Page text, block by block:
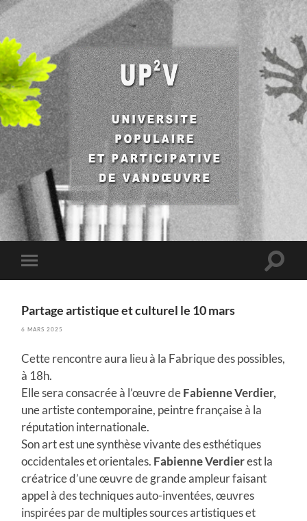
UP2V
Toggle
mobile
Toggle
Partage artistique et culturel le 10 mars
6 MARS 2025
Cette rencontre aura lieu à la Fabrique des possibles,
à 18h.
Elle sera consacrée à l’œuvre deFabienne Verdier,
une artiste contemporaine, peintre française à la
réputation internationale.
Son art est une synthèse vivante des esthétiques
occidentales et orientales. Fabienne Verdierest la
créatrice d’une œuvre de grande ampleur faisant
appel à des techniques auto-inventées, œuvres
inspirées par de multiples sources artistiques et